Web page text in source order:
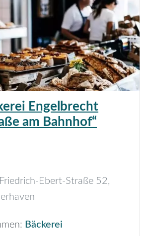
Engelbrecht
am Bahnhof“
Friedrich-Ebert-Straße 52,
Bäckerei